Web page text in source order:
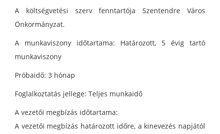
A költségvetési szerv fenntartója Szentendre Város
Önkormányzat.
A munkaviszony időtartama: Határozott, 5 évig tartó
munkaviszony
Próbaidő: 3 hónap
Foglalkoztatás jellege: Teljes munkaidő
A vezetői megbízás időtartama:
A vezetői megbízás határozott időre, a kinevezés napjától